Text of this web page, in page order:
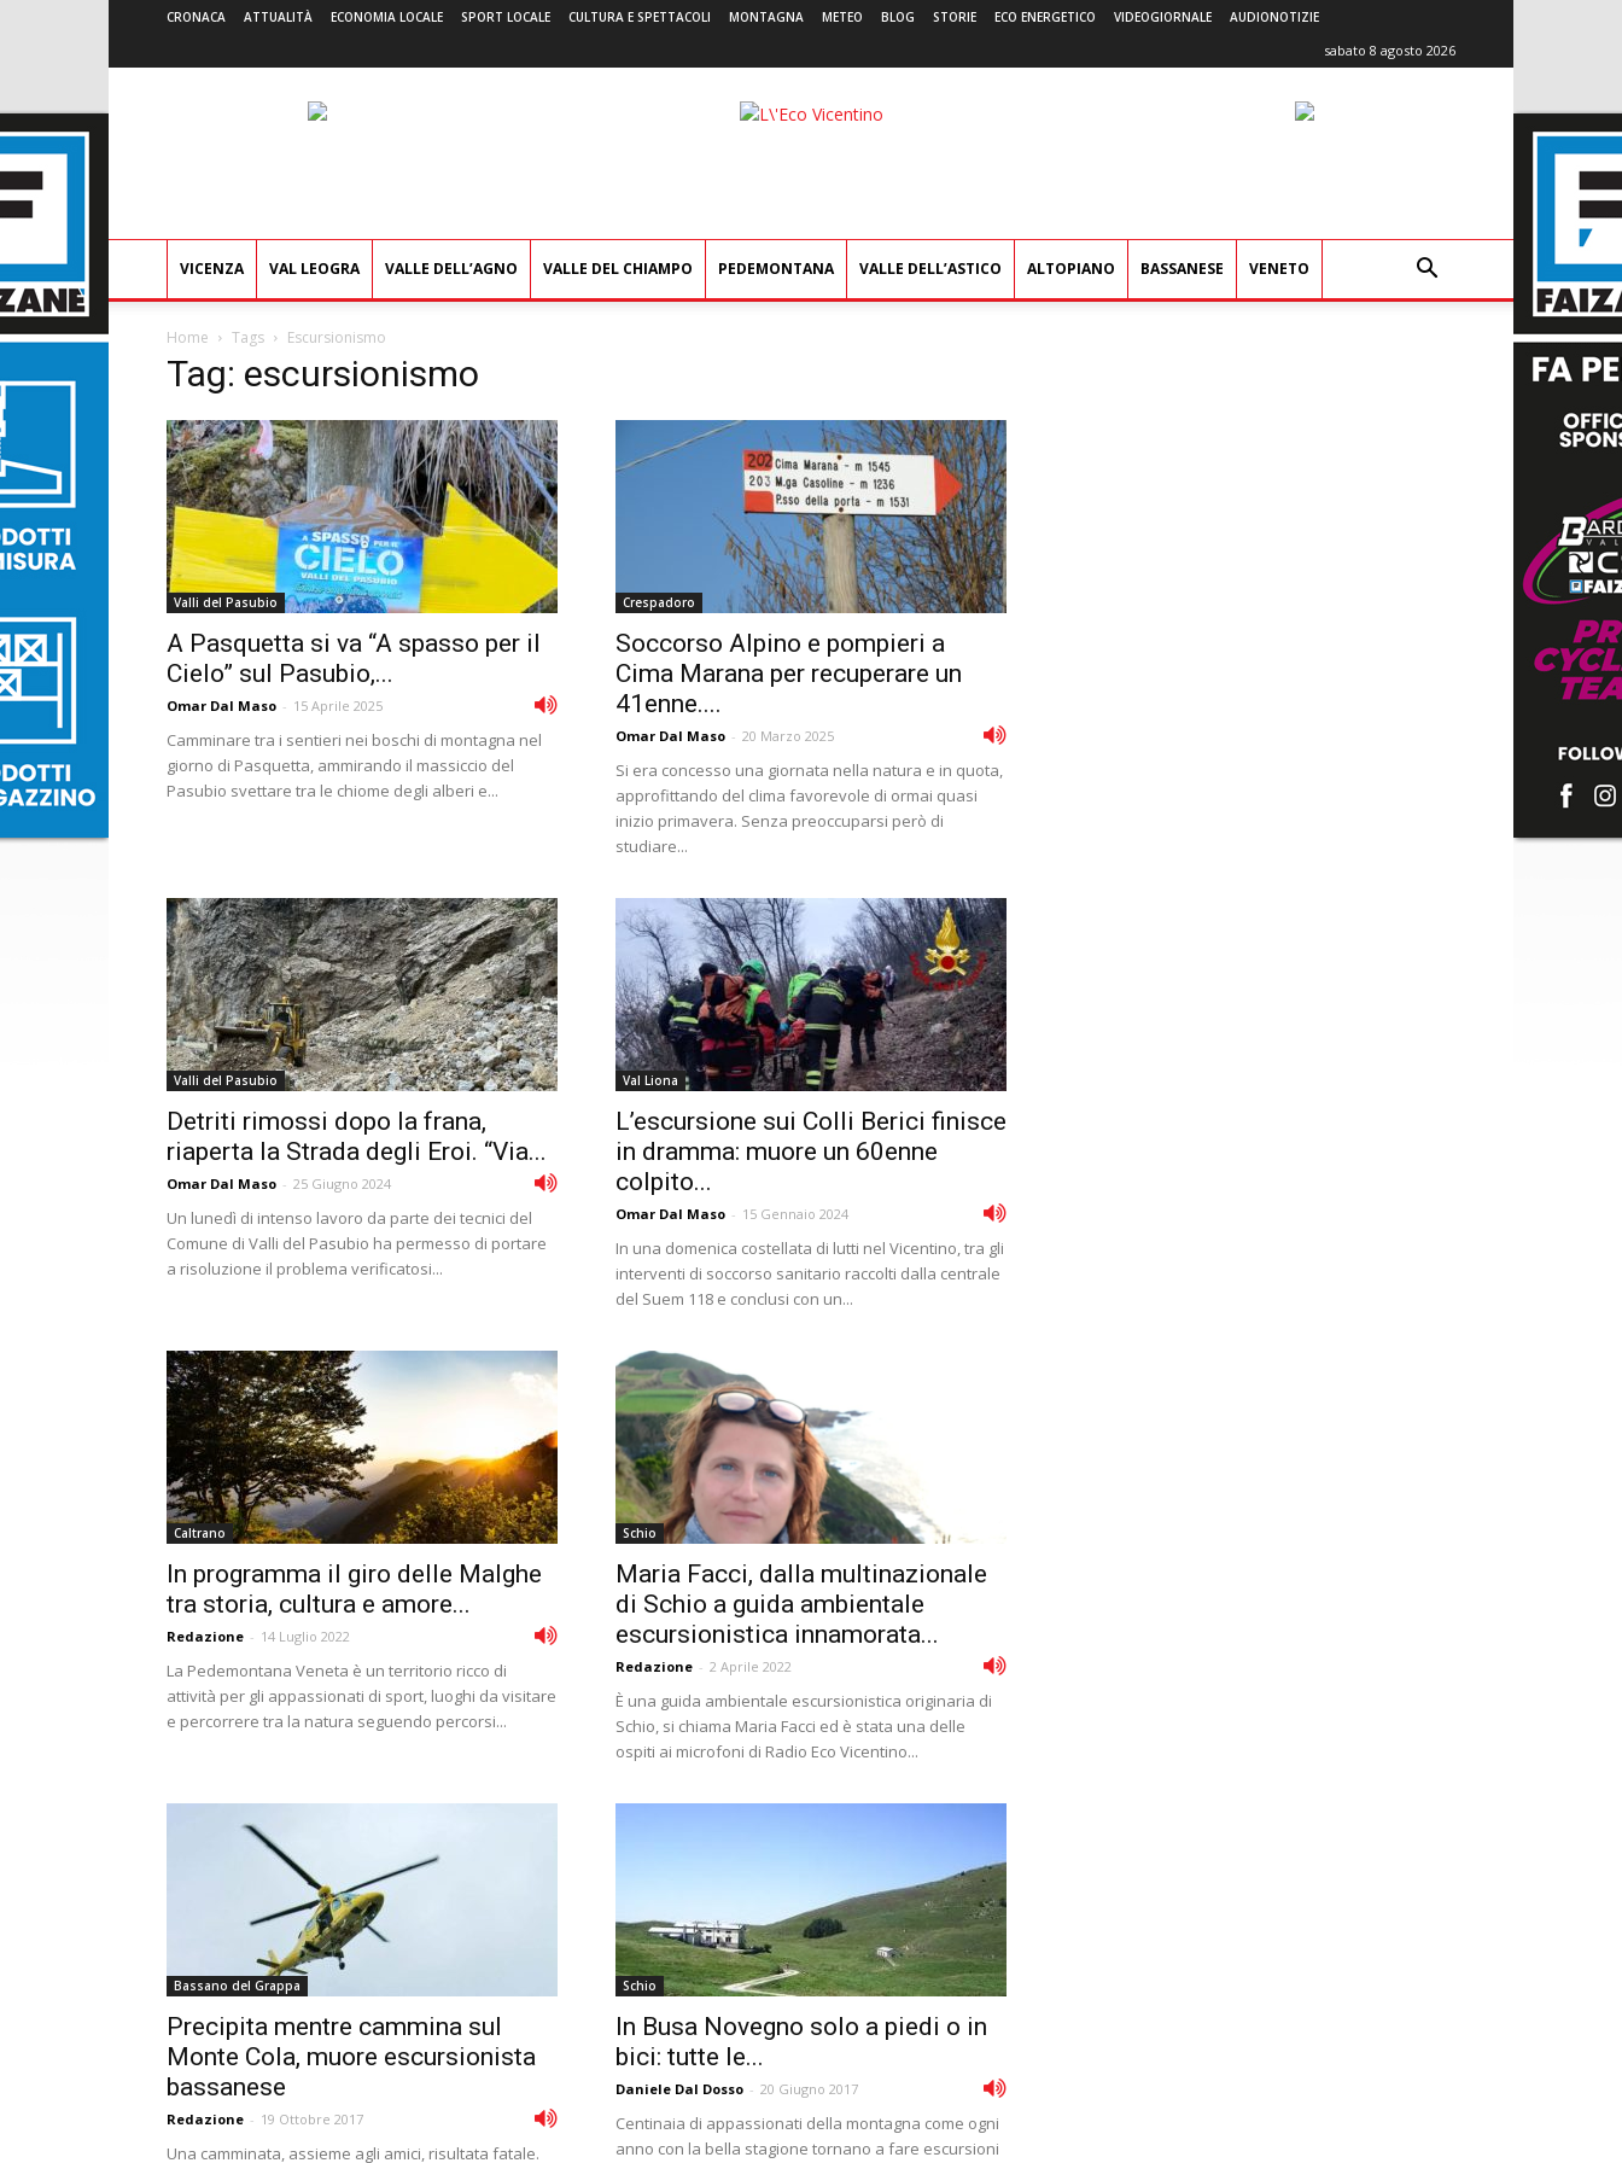
CRONACA ATTUALITÀ ECONOMIA LOCALE SPORT LOCALE CULTURA E SPETTACOLI MONTAGNA METEO BLOG STORIE ECO ENERGETICO VIDEOGIORNALE AUDIONOTIZIE
sabato 8 agosto 2026
L'Eco
VICENZA VAL LEOGRA VALLE DELL’AGNO VALLE DEL CHIAMPO PEDEMONTANA VALLE DELL’ASTICO ALTOPIANO BASSANESE VENETO
Home Tags Escursionismo
Tag: escursionismo
Valli del Pasubio
A Pasquetta si va “A spasso per il
Cielo” sul Pasubio,...
Omar Dal Maso - 15 Aprile 2025
Camminare tra i sentieri nei boschi di montagna nel
giorno di Pasquetta, ammirando il massiccio del
Pasubio svettare tra le chiome degli alberi e...
Crespadoro
Soccorso Alpino e pompieri a
Cima Marana per recuperare un
41enne....
Omar Dal Maso - 20 Marzo 2025
Si era concesso una giornata nella natura e in quota,
approfittando del clima favorevole di ormai quasi
inizio primavera. Senza preoccuparsi però di
studiare...
Valli del Pasubio
Detriti rimossi dopo la frana,
riaperta la Strada degli Eroi. “Via...
Omar Dal Maso - 25 Giugno 2024
Un lunedì di intenso lavoro da parte dei tecnici del
Comune di Valli del Pasubio ha permesso di portare
a risoluzione il problema verificatosi...
Val Liona
L’escursione sui Colli Berici finisce
in dramma: muore un 60enne
colpito...
Omar Dal Maso - 15 Gennaio 2024
In una domenica costellata di lutti nel Vicentino, tra gli
interventi di soccorso sanitario raccolti dalla centrale
del Suem 118 e conclusi con un...
Caltrano
In programma il giro delle Malghe
tra storia, cultura e amore...
Redazione - 14 Luglio 2022
La Pedemontana Veneta è un territorio ricco di
attività per gli appassionati di sport, luoghi da visitare
e percorrere tra la natura seguendo percorsi...
Schio
Maria Facci, dalla multinazionale
di Schio a guida ambientale
escursionistica innamorata...
Redazione - 2 Aprile 2022
È una guida ambientale escursionistica originaria di
Schio, si chiama Maria Facci ed è stata una delle
ospiti ai microfoni di Radio Eco Vicentino...
Bassano del Grappa
Precipita mentre cammina sul
Monte Cola, muore escursionista
bassanese
Redazione - 19 Ottobre 2017
Una camminata, assieme agli amici, risultata fatale.
Schio
In Busa Novegno solo a piedi o in
bici: tutte le...
Daniele Dal Dosso - 20 Giugno 2017
Centinaia di appassionati della montagna come ogni
anno con la bella stagione tornano a fare escursioni